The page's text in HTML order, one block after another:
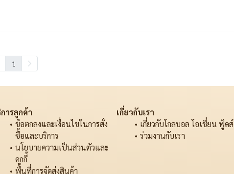
1
ารลูกค้า
ข้อตกลงและเงื่อนไขในการสั่ง
ซื้อและบริการ
นโยบายความเป็นส่วนตัวและ
คุกกี้
พื้นที่การจัดส่งสินค้า
เกี่ยวกับเรา
เกี่ยวกับโกลบอล โอเชี่ยน ฟู้ดส์
ร่วมงานกับเรา